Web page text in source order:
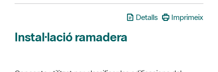
Detalls Imprimeix
Instal·lació ramadera